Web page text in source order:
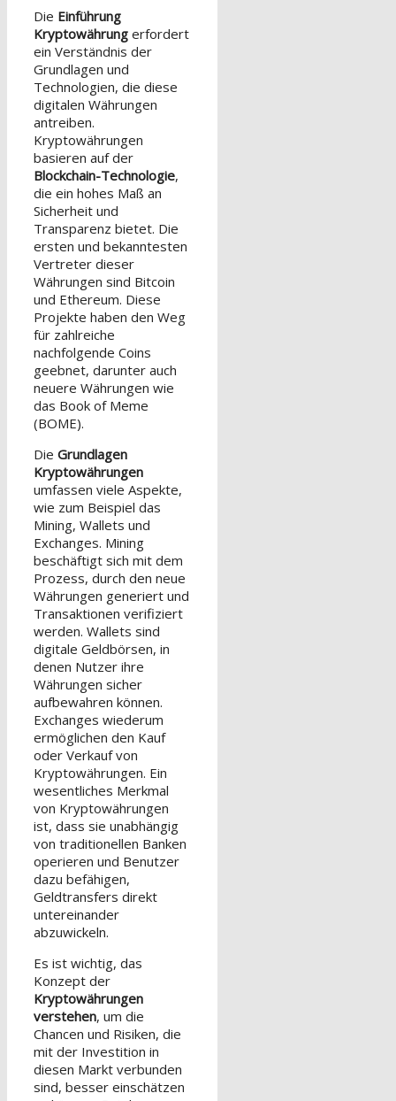
Die Einführung
Kryptowährung erfordert
ein Verständnis der
Grundlagen und
Technologien, die diese
digitalen Währungen
antreiben.
Kryptowährungen
basieren auf der
Blockchain-Technologie,
die ein hohes Maß an
Sicherheit und
Transparenz bietet. Die
ersten und bekanntesten
Vertreter dieser
Währungen sind Bitcoin
und Ethereum. Diese
Projekte haben den Weg
für zahlreiche
nachfolgende Coins
geebnet, darunter auch
neuere Währungen wie
das Book of Meme
(BOME).
Die Grundlagen
Kryptowährungen
umfassen viele Aspekte,
wie zum Beispiel das
Mining, Wallets und
Exchanges. Mining
beschäftigt sich mit dem
Prozess, durch den neue
Währungen generiert und
Transaktionen verifiziert
werden. Wallets sind
digitale Geldbörsen, in
denen Nutzer ihre
Währungen sicher
aufbewahren können.
Exchanges wiederum
ermöglichen den Kauf
oder Verkauf von
Kryptowährungen. Ein
wesentliches Merkmal
von Kryptowährungen
ist, dass sie unabhängig
von traditionellen Banken
operieren und Benutzer
dazu befähigen,
Geldtransfers direkt
untereinander
abzuwickeln.
Es ist wichtig, das
Konzept der
Kryptowährungen
verstehen, um die
Chancen und Risiken, die
mit der Investition in
diesen Markt verbunden
sind, besser einschätzen